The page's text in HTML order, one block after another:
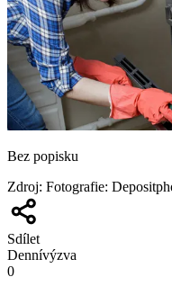
Bez popisku
Zdroj: Fotografie:
Sdílet
Dennívýzva
0